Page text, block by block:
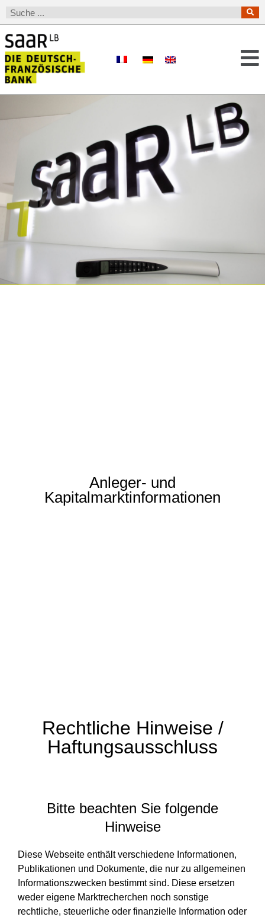
Anleger- und
Kapitalmarktinformationen
Rechtliche Hinweise /
Haftungsausschluss
Bitte beachten Sie folgende
Hinweise
Diese Webseite enthält verschiedene Informationen,
Publikationen und Dokumente, die nur zu allgemeinen
Informationszwecken bestimmt sind. Diese ersetzen
weder eigene Marktrecherchen noch sonstige
rechtliche, steuerliche oder finanzielle Information oder